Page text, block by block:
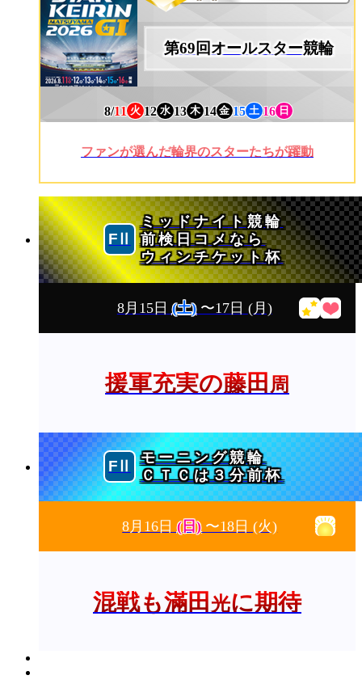
第69回オールスター競輪
8/11 火 12 水 13 木 14 金 15 土 16 日
ファンが選んだ輪界のスターたちが躍動
ミッドナイト競輪
前検日コメなら
ウィンチケット杯
8月15日(土)〜17日 (月)
援軍充実の藤田周
モーニング競輪
ＣＴＣは３分前杯
8月16日(日)〜18日(火)
混戦も滿田光に期待